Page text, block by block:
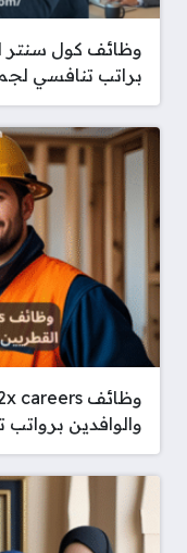
وظائف كول سنتر
براتب تنافسي
والوافدين برواتب